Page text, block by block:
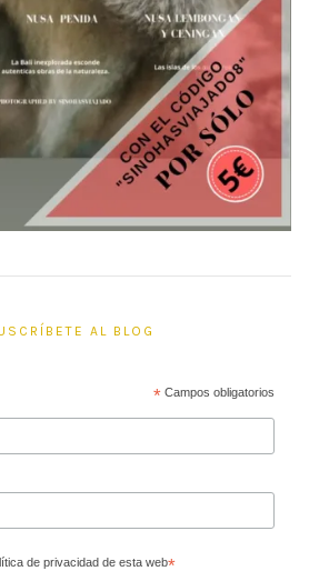
AL BLOG
*Campos obligatorios
de privacidad de esta web*